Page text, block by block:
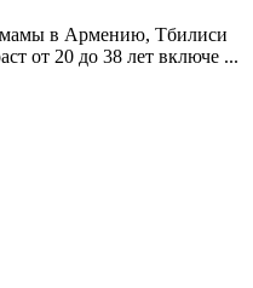
в Армению, Тбилиси
от 20 до 38 лет включе ...